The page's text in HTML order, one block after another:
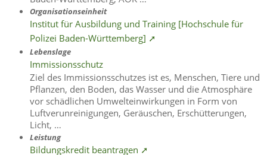
Organisationseinheit
Institut für Ausbildung und Training [Hochschule für
Polizei Baden-Württemberg] ➚
Lebenslage
Immissionsschutz
Ziel des Immissionsschutzes ist es, Menschen, Tiere und
Pflanzen, den Boden, das Wasser und die Atmosphäre
vor schädlichen Umwelteinwirkungen in Form von
Luftverunreinigungen, Geräuschen, Erschütterungen,
Licht, …
Leistung
Bildungskredit beantragen ➚